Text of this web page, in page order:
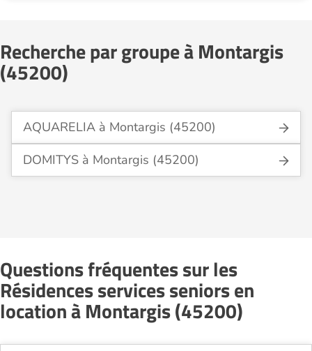
Recherche par groupe à Montargis
(45200)
AQUARELIA à Montargis (45200)
DOMITYS à Montargis (45200)
Questions fréquentes sur les
Résidences services seniors en
location à Montargis (45200)